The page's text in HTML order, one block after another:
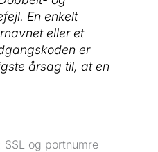
En enkelt
eller et
er
årsag til, at en
og portnumre